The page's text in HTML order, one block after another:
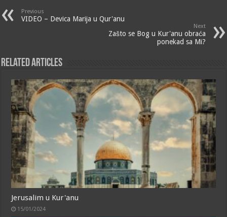
Previous
VIDEO – Devica Marija u Qur'anu
Next
Zašto se Bog u Kur'anu obraća
ponekad sa Mi?
Related Articles
Jerusalim u Kur'anu
15/01/2024